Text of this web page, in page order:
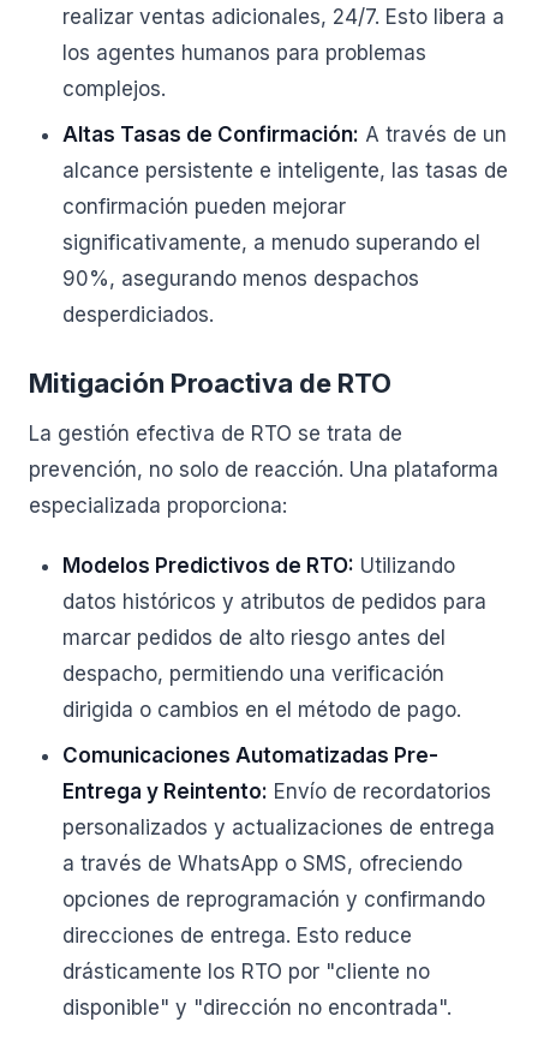
realizar ventas adicionales, 24/7. Esto libera a
los agentes humanos para problemas
complejos.
Altas Tasas de Confirmación: A través de un
alcance persistente e inteligente, las tasas de
confirmación pueden mejorar
significativamente, a menudo superando el
90%, asegurando menos despachos
desperdiciados.
Mitigación Proactiva de RTO
La gestión efectiva de RTO se trata de
prevención, no solo de reacción. Una plataforma
especializada proporciona:
Modelos Predictivos de RTO: Utilizando
datos históricos y atributos de pedidos para
marcar pedidos de alto riesgo antes del
despacho, permitiendo una verificación
dirigida o cambios en el método de pago.
Comunicaciones Automatizadas Pre-
Entrega y Reintento: Envío de recordatorios
personalizados y actualizaciones de entrega
a través de WhatsApp o SMS, ofreciendo
opciones de reprogramación y confirmando
direcciones de entrega. Esto reduce
drásticamente los RTO por "cliente no
disponible" y "dirección no encontrada".